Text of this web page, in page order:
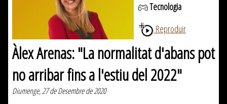
Tecnologia
Reproduir
Àlex Arenas: "La normalitat d'abans pot
no arribar fins a l'estiu del 2022"
Diumenge, 27 de Desembre de 2020